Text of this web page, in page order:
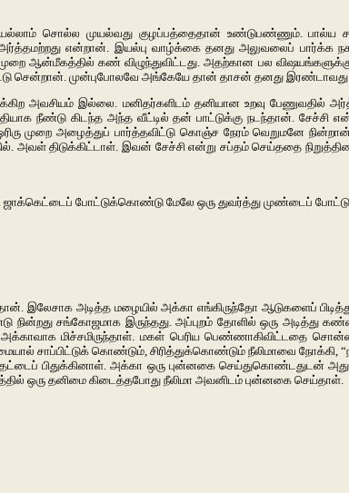
சொல்ல முயல்வது குழப்பத்தைதான் உண்டுபண்ணும். பால்ய சகி
என்றான். இயல்பு வாழ்க்கை தனது அலுவலைப் பார்க்க
ஆன்மீகத்தில் கண் விழுந்துவிட்டது. அதற்கான பல
சென்றான். முன்புபோலவே அங்கேயே தான் தாசன் தனது
அவசியம் இல்லை. மனிதர்களிடம் தனியான உறவு பேணுவதில்
நீண்டு கிடந்த அந்த வீட்டில் தன் பாட்டுக்கு நடந்தான். சேச்சி
முறை அழைத்துப் பார்த்தவிட்டு கொஞ்ச நேரம் வெறுமனே
அவள் திடுக்கிட்டாள். இவன் சேச்சி என்று சப்தம் செய்ததை
ஜாக்கெட்டைப் போட்டுக்கொண்டு மேலே ஒரு துவர்த்து முண்டைப்
இலேசாக அடித்த மழையில் அக்கா எங்கிருந்தோ ஆடுகளைப்
நின்றது சங்கோஜமாக இருந்தது. அப்புறம் தோளில் ஒரு
மிச்சமிருந்தாள். மகள் பெரிய பெண்ணாகிவிட்டதை
சாப்பிட்டுக் கொண்டும், சிரித்துக்கொண்டும் நீலிமாவை
பிதுக்கினாள். அக்கா ஒரு புன்னகை செய்துகொண்டதுடன்
ஒரு தனிமை கிடைத்தபோது நீலிமா அவனிடம் புன்னகை செய்தாள்.